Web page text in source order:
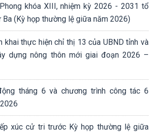
khóa XIII, nhiệm kỳ 2026 - 2031 tổ
(Kỳ họp thường lệ giữa năm 2026)
khai thực hiện chỉ thị 13 của UBND tỉnh và
dựng nông thôn mới giai đoạn 2026 –
tháng 6 và chương trình công tác 6
xúc cử tri trước Kỳ họp thường lệ giữa